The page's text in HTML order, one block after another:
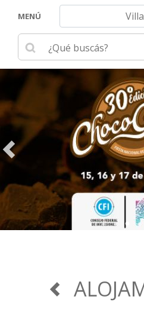
MENÚ Navegar hacia
Ingrese su búsqueda